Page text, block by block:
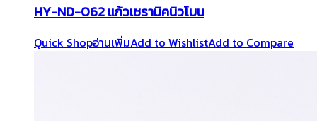
HY-ND-062 แก้วเซรามิคนิวโบน
Quick Shopอ่านเพิ่มAdd to WishlistAdd to Compare